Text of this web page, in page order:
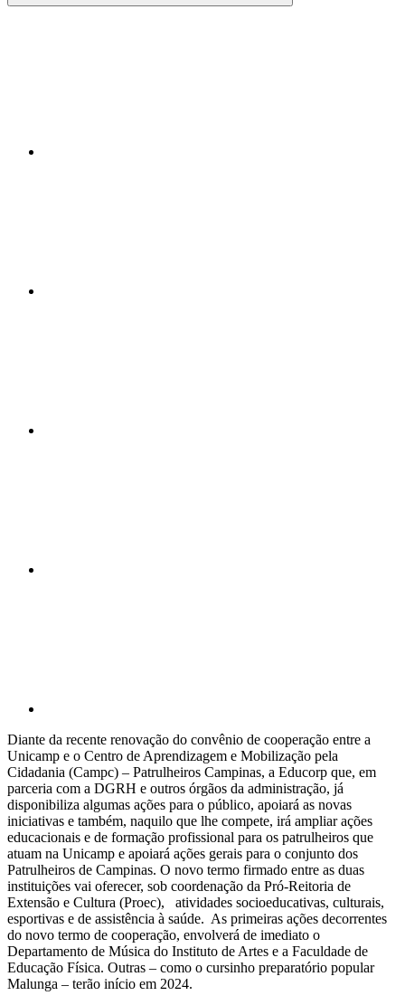
Compartilhar
Diante da recente renovação do convênio de cooperação entre a
Unicamp e o Centro de Aprendizagem e Mobilização pela
Cidadania (Campc) – Patrulheiros Campinas, a Educorp que, em
parceria com a DGRH e outros órgãos da administração, já
disponibiliza algumas ações para o público, apoiará as novas
iniciativas e também, naquilo que lhe compete, irá ampliar ações
educacionais e de formação profissional para os patrulheiros que
atuam na Unicamp e apoiará ações gerais para o conjunto dos
Patrulheiros de Campinas. O novo termo firmado entre as duas
instituições vai oferecer, sob coordenação da Pró-Reitoria de
Extensão e Cultura (Proec), atividades socioeducativas, culturais,
esportivas e de assistência à saúde. As primeiras ações decorrentes
do novo termo de cooperação, envolverá de imediato o
Departamento de Música do Instituto de Artes e a Faculdade de
Educação Física. Outras – como o cursinho preparatório popular
Malunga – terão início em 2024.